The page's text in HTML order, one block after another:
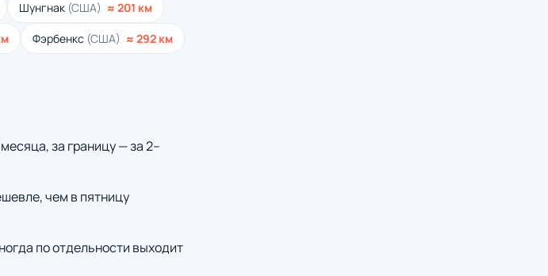
Шунгнак (США) ≈ 201 км
Фэрбенкс (США) ≈ 292 км
за границу — за 2–
чем в пятницу
по отдельности выходит